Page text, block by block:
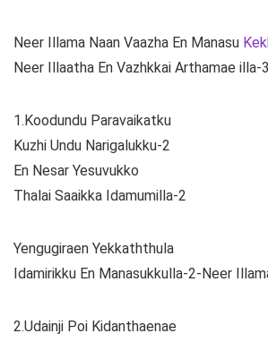
Neer Illama Naan Vaazha En Manasu
Neer Illaatha En Vazhkkai Arthamae illa-3
1.Koodundu Paravaikatku
Kuzhi Undu Narigalukku-2
En Nesar Yesuvukko
Thalai Saaikka Idamumilla-2
Yengugiraen Yekkaththula
Idamirikku En Manasukkulla-2-Neer
2.Udainji Poi Kidanthaenae